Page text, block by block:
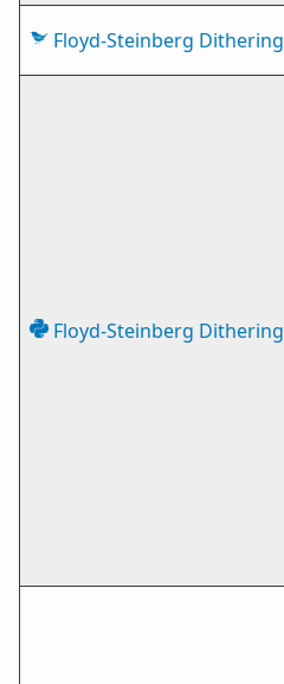
Floyd-Steinberg Dithering
Floyd-Steinberg Dithering